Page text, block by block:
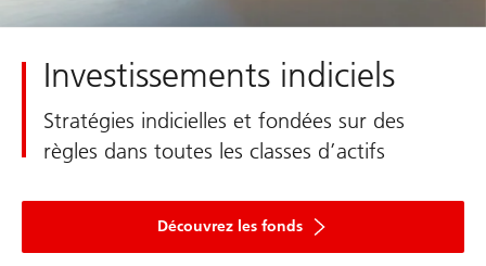
Investissements indiciels
Stratégies indicielles et fondées sur des
règles dans toutes les classes d’actifs
Découvrez les fonds